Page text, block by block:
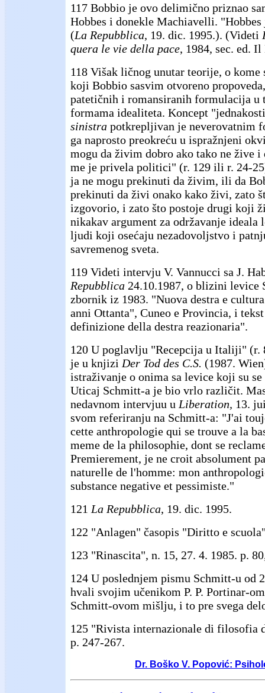
117 Bobbio je ovo delimično priznao
Hobbes i donekle Machiavelli.
(La Repubblica, 19. dic. 1995.). (Videti
quera le vie della pace, 1984, sec. ed.
118 Višak ličnog unutar teorije, o kome
koji Bobbio sasvim otvoreno
patetičnih i romansiranih formulacija u
formama idealiteta. Koncept
sinistra potkrepljivan je neverovatnim
ga naprosto preokreću u ispražnjeni
mogu da živim dobro ako tako ne žive
me je privela politici" (r. 129 ili r. 24-
ja ne mogu prekinuti da živim, ili da
prekinuti da živi onako kako živi, zato
izgovorio, i zato što postoje drugi koji
nikakav argument za održavanje ideala
ljudi koji osećaju nezadovoljstvo i
savremenog sveta.
119 Videti intervju V. Vannucci sa J.
Repubblica 24.10.1987, o blizini levice
zbornik iz 1983. "Nuova destra e
anni Ottanta", Cuneo e Provincia, i
definizione della destra reazionaria".
120 U poglavlju "Recepcija u Italiji" (r.
je u knjizi Der Tod des C.S. (1987.
istraživanje o onima sa levice koji su
Uticaj Schmitt-a je bio vrlo različit.
nedavnom intervjuu u Liberation, 13.
svom referiranju na Schmitt-a: "J'ai
cette anthropologie qui se trouve a la
meme de la philosophie, dont se
Premierement, je ne croit absolument
naturelle de l'homme: mon
substance negative et pessimiste."
121 La Repubblica, 19. dic. 1995.
122 "Anlagen" časopis "Diritto e
123 "Rinascita", n. 15, 27. 4. 1985. p.
124 U poslednjem pismu Schmitt-u od
hvali svojim učenikom P. P. Portinar-
Schmitt-ovom mišlju, i to pre svega
125 "Rivista internazionale di filosofia
p. 247-267.
Dr. Boško V. Popović: